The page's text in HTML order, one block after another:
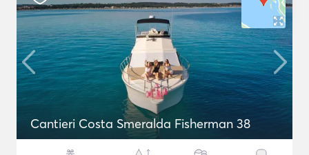
Cantieri Costa Smeralda Fisherman 38